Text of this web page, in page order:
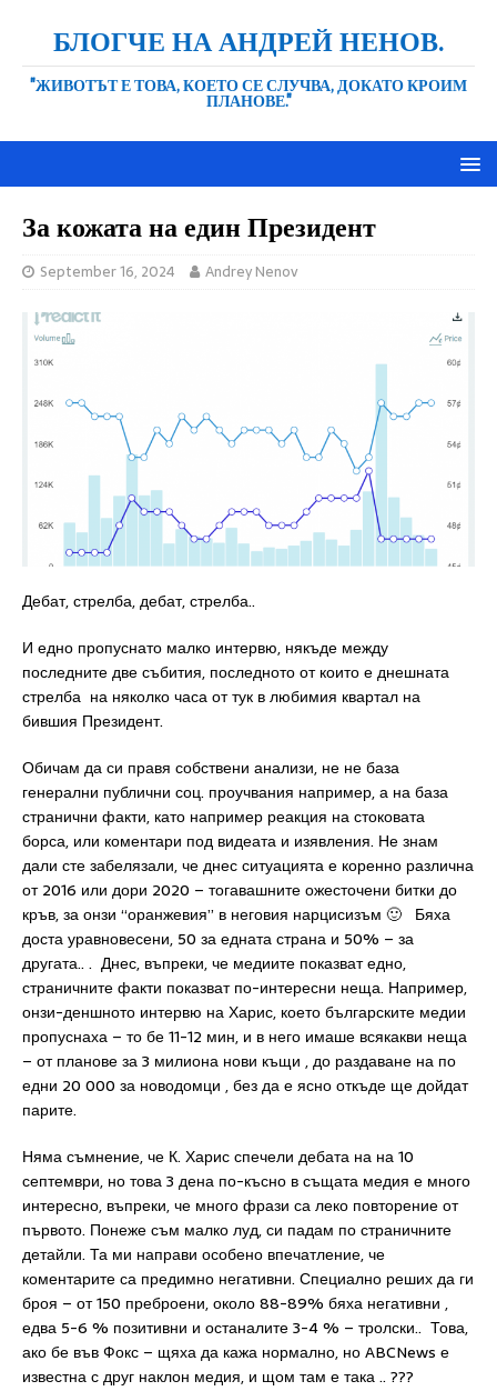
БЛОГЧЕ НА АНДРЕЙ НЕНОВ.
"ЖИВОТЪТ Е ТОВА, КОЕТО СЕ СЛУЧВА, ДОКАТО КРОИМ
ПЛАНОВЕ."
За кожата на един Президент
September 16, 2024 Andrey Nenov
Дебат, стрелба, дебат, стрелба..
И едно пропуснато малко интервю, някъде между
последните две събития, последното от които е днешната
стрелба на няколко часа от тук в любимия квартал на
бившия Президент.
Обичам да си правя собствени анализи, не не база
генерални публични соц. проучвания например, а на база
странични факти, като например реакция на стоковата
борса, или коментари под видеата и изявления. Не знам
дали сте забелязали, че днес ситуацията е коренно различна
от 2016 или дори 2020 – тогавашните ожесточени битки до
кръв, за онзи “оранжевия” в неговия нарцисизъм 🙂 Бяха
доста уравновесени, 50 за едната страна и 50% – за
другата.. . Днес, въпреки, че медиите показват едно,
страничните факти показват по-интересни неща. Например,
онзи-деншното интервю на Харис, което българските медии
пропуснаха – то бе 11-12 мин, и в него имаше всякакви неща
– от планове за 3 милиона нови къщи , до раздаване на по
едни 20 000 за новодомци , без да е ясно откъде ще дойдат
парите.
Няма съмнение, че К. Харис спечели дебата на на 10
септември, но това 3 дена по-късно в същата медия е много
интересно, въпреки, че много фрази са леко повторение от
първото. Понеже съм малко луд, си падам по страничните
детайли. Та ми направи особено впечатление, че
коментарите са предимно негативни. Специално реших да ги
броя – от 150 преброени, около 88-89% бяха негативни ,
едва 5-6 % позитивни и останалите 3-4 % – тролски.. Това,
ако бе във Фокс – щяха да кажа нормално, но ABCNews е
известна с друг наклон медия, и щом там е така .. ???